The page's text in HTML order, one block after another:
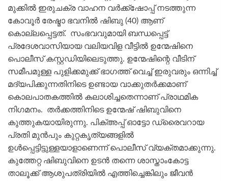
മുക്കില്‍ ഇരുചക്ര വാഹന വർക്ക്ഷോപ്പ് നടത്തുന്ന
കോവൂര്‍ രേഷ്മാ ഭവനില്‍ ഷിബു (40) ആണ്
കൊല്ലപ്പെട്ടത്. സംഭവവുമായി ബന്ധപ്പെട്ട്
പ്രദേശവാസിയായ വലിയവിള വീട്ടിൽ ഉന്മേഷിനെ
പൊലീസ് കസ്റ്റഡിയിലെടുത്തു. ​ഉന്മേഷിന്റെ വീടിന്
സമീപമുള്ള പുളിക്കമുക്ക് ഭാഗത്ത് വെച്ച് ഇരുവരും ഒന്നിച്ച്
മദ്യപിക്കുന്നതിനിടെ ഉണ്ടായ വാക്കുതർക്കമാണ്
കൊലപാതകത്തിൽ കലാശിച്ചതെന്നാണ് പ്രാഥമിക
നിഗമനം. തർക്കത്തിനിടെ ഉന്മേഷ് ഷിബുവിനെ
കുത്തുകയായിരുന്നു. പിക്അപ്പ് ഓട്ടോ ഡ്രൈവറായ
പ്രതി മുൻപും കുറ്റകൃത്യങ്ങളിൽ
ഉൾപ്പെട്ടിട്ടുള്ളയാളാണെന്ന് പൊലീസ് വ്യക്തമാക്കുന്നു.
കുത്തേറ്റ ഷിബുവിനെ ഉടൻ തന്നെ ശാസ്താംകോട്ട
താലൂക്ക് ആശുപത്രിയിൽ എത്തിച്ചെങ്കിലും ജീവൻ